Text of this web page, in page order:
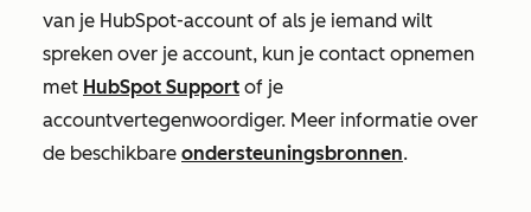
van je HubSpot-account of als je iemand wilt
spreken over je account, kun je contact opnemen
met HubSpot Support of je
accountvertegenwoordiger. Meer informatie over
de beschikbare ondersteuningsbronnen.